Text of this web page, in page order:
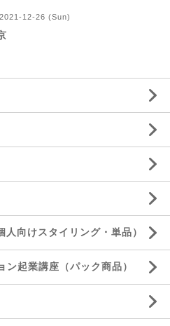
12-26 (Sun)
向けスタイリング・単品）
起業講座（パック商品）